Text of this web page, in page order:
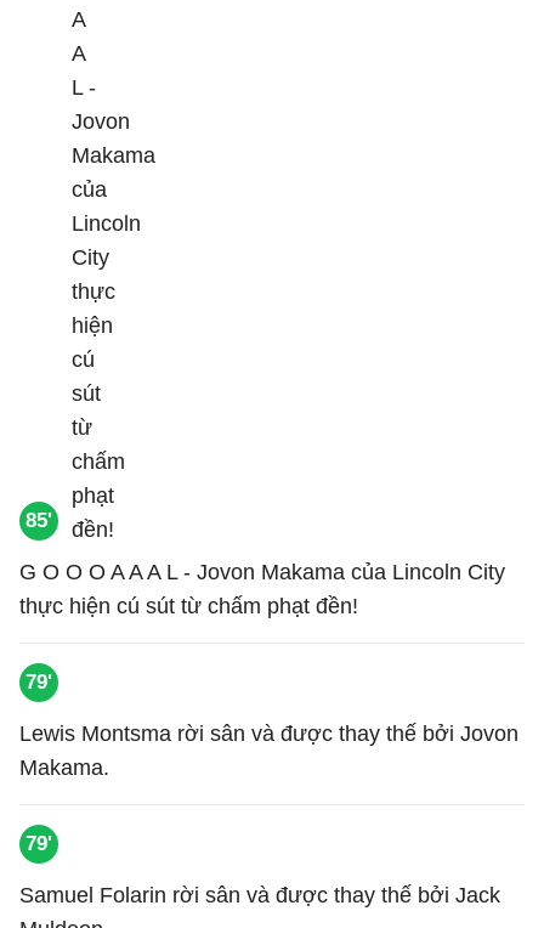
85'
G O O O A A A L - Jovon Makama của Lincoln City
thực hiện cú sút từ chấm phạt đền!
79'
Lewis Montsma rời sân và được thay thế bởi Jovon
Makama.
79'
Samuel Folarin rời sân và được thay thế bởi Jack